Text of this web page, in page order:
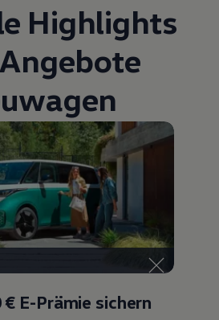
Highlights
€ E-Prämie sichern